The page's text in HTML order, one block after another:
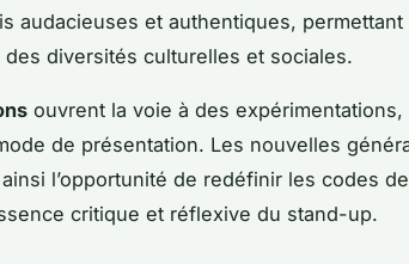
audacieuses et authentiques, permettant
diversités culturelles et sociales.
ouvrent la voie à des expérimentations,
de présentation. Les nouvelles
l’opportunité de redéfinir les codes
critique et réflexive du stand-up.